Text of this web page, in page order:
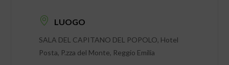
LUOGO
SALA DEL CAPITANO DEL POPOLO, Hotel
Posta, P.zza del Monte, Reggio Emilia